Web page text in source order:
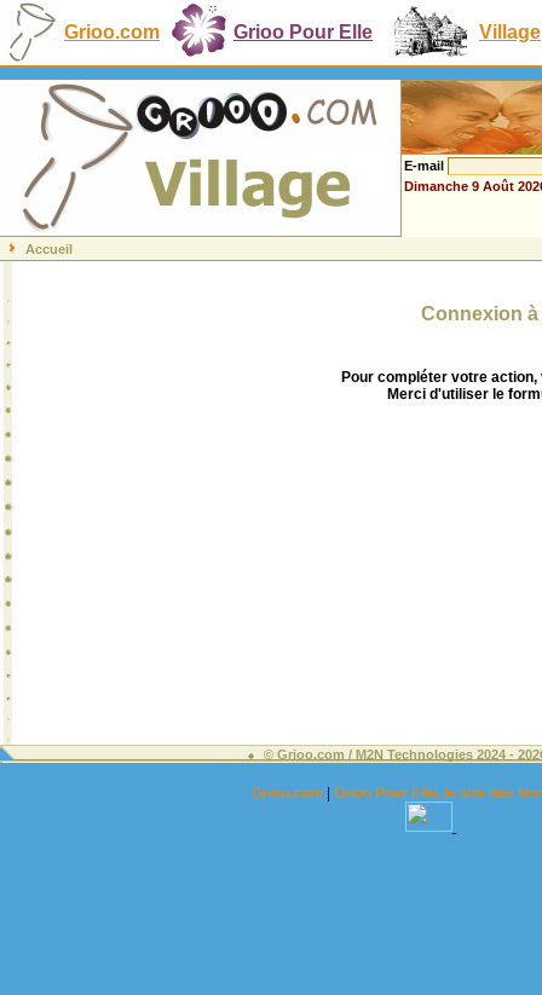
Grioo.com Grioo Pour Elle Village
E-mail
Dimanche 9 Août
Accueil
Connexion
Pour compléter votre
Merci d'utiliser le
© Grioo.com / M2N Technologies 2024 -
Grioo.com |Grioo Pour Elle, le site des